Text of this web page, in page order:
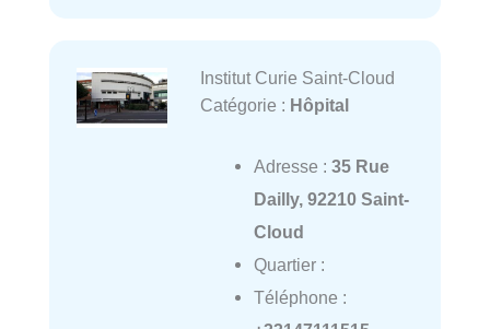
Institut Curie Saint-Cloud
Catégorie : Hôpital
Adresse : 35 Rue
Dailly, 92210 Saint-
Cloud
Quartier :
Téléphone :